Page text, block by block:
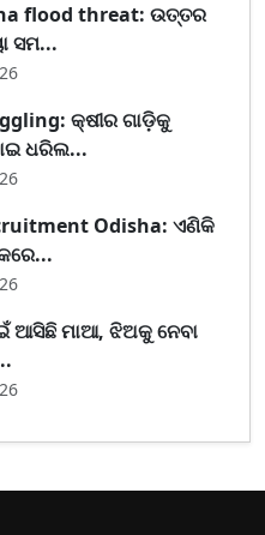
flood threat: ଉତ୍ତର
ସମ...
କ୍ଷୀର ଗାଡ଼ିକୁ
ଧରିଲ...
Odisha: ଏଣିକି
ଆସିଛି ମାଆ, ଝିଅକୁ ନେବା